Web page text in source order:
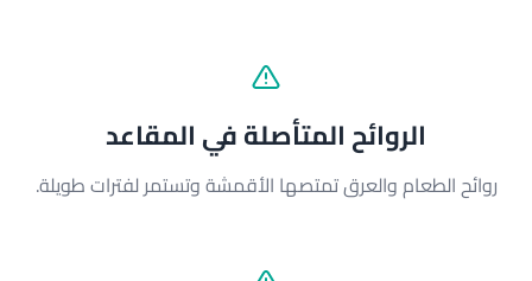
الروائح المتأصلة في المقاعد
روائح الطعام والعرق تمتصها الأقمشة وتستمر لفترات طويلة.